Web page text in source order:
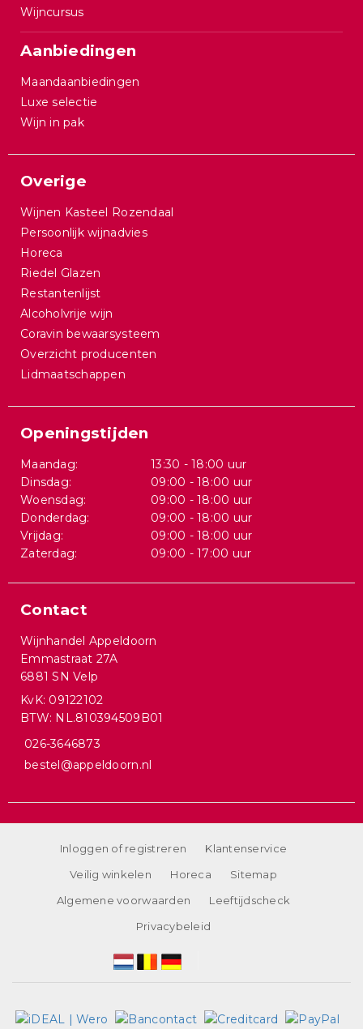
Wijncursus
Aanbiedingen
Maandaanbiedingen
Luxe selectie
Wijn in pak
Overige
Wijnen Kasteel Rozendaal
Persoonlijk wijnadvies
Horeca
Riedel Glazen
Restantenlijst
Alcoholvrije wijn
Coravin bewaarsysteem
Overzicht producenten
Lidmaatschappen
Openingstijden
Maandag:
13:30 - 18:00 uur
Dinsdag:
09:00 - 18:00 uur
Woensdag:
09:00 - 18:00 uur
Donderdag:
09:00 - 18:00 uur
Vrijdag:
09:00 - 18:00 uur
Zaterdag:
09:00 - 17:00 uur
Contact
Wijnhandel Appeldoorn
Emmastraat 27A
6881 SN Velp
KvK: 09122102
BTW: NL.810394509B01
026-3646873
bestel@appeldoorn.nl
Inloggen of registreren
Klantenservice
Veilig winkelen
Horeca
Sitemap
Algemene voorwaarden
Leeftijdscheck
Privacybeleid